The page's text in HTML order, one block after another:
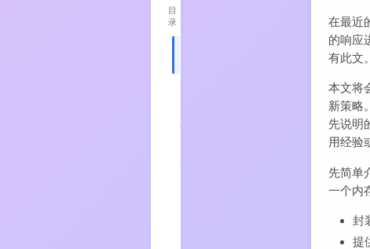
在最近
的响应
有此文。
本文将
新策略
先说明
用经验
先简单
一个内
封
提
目
录
3